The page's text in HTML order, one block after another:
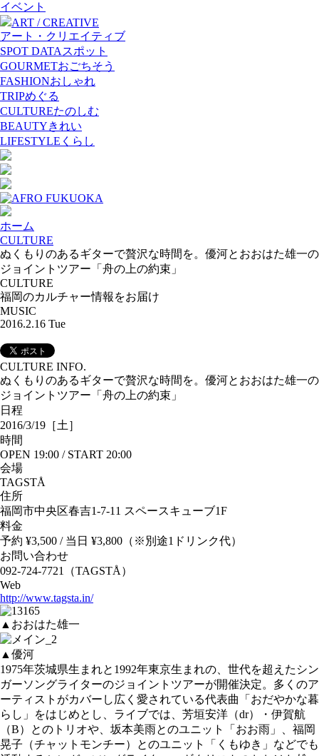
イベント
ART / CREATIVE
アート・クリエイティブ
SPOT DATA スポット
GOURMETおごちそう
FASHIONおしゃれ
TRIPめぐる
CULTUREたのしむ
BEAUTYきれい
LIFESTYLE くらし
ホーム
CULTURE
ぬくもりのあるギターで贅沢な時間を。優河とおおはた雄一の
ジョイントツアー「舟の上の約束」
CULTURE
福岡のカルチャー情報をお届け
MUSIC
2016.2.16 Tue
CULTURE INFO.
ぬくもりのあるギターで贅沢な時間を。優河とおおはた雄一の
ジョイントツアー「舟の上の約束」
日程
2016/3/19［土］
時間
OPEN 19:00 / START 20:00
会場
TAGSTÅ
住所
福岡市中央区春吉1-7-11 スペースキューブ1F
料金
予約 ¥3,500 / 当日 ¥3,800（※別途1ドリンク代）
お問い合わせ
092-724-7721（TAGSTÅ）
Web
http://www.tagsta.in/
▲おおはた雄一
▲優河
1975年茨城県生まれと1992年東京生まれの、世代を超えたシン
ガーソングライターのジョイントツアーが開催決定。多くのア
ーティストがカバーし広く愛されている代表曲「おだやかな暮
らし」をはじめとし、ライブでは、芳垣安洋（dr）・伊賀航
（B）とのトリオや、坂本美雨とのユニット「おお雨」、福岡
晃子（チャットモンチー）とのユニット「くもゆき」などでも